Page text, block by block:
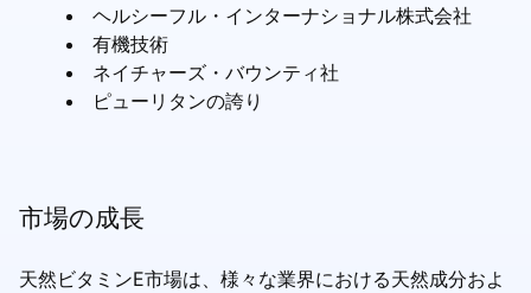
ヘルシーフル・インターナショナル株式会社
有機技術
ネイチャーズ・バウンティ社
ピューリタンの誇り
市場の成長
天然ビタミンE市場は、様々な業界における天然成分およ